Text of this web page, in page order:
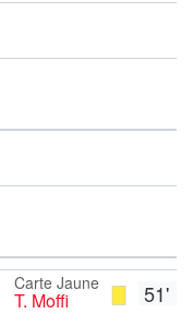
51'
Carte Jaune
T. Moffi